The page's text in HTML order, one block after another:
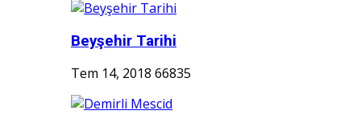
Beyşehir Tarihi
Tem 14, 2018 66835